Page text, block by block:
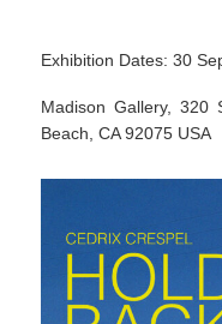
Exhibition Dates: 30
Madison Gallery, 320
Beach, CA 92075 USA